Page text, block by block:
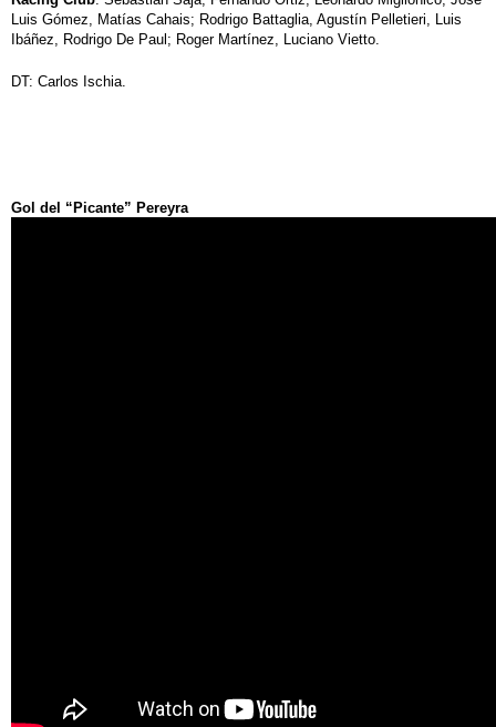
Luis Gómez, Matías Cahais; Rodrigo Battaglia, Agustín Pelletieri, Luis
Ibáñez, Rodrigo De Paul; Roger Martínez, Luciano Vietto.
DT: Carlos Ischia.
Gol del “Picante” Pereyra